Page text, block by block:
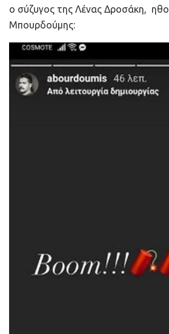
ο σύζυγος της Λένας Δροσάκη,
Μπουρδούμης: